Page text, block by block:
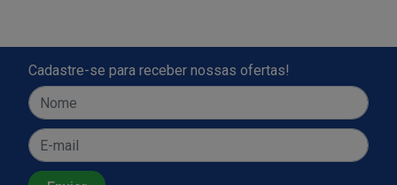
Cadastre-se para receber nossas ofertas!